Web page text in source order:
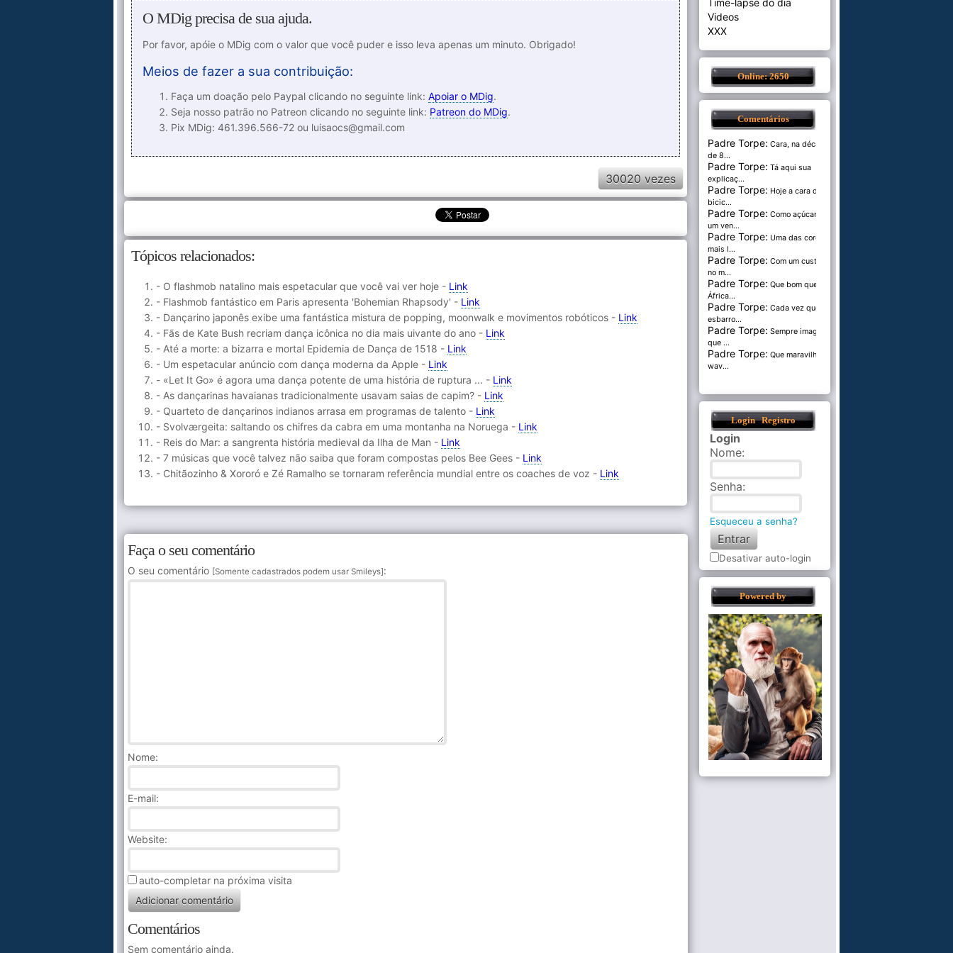
O MDig precisa de sua ajuda.
Por favor, apóie o MDig com o valor que você puder e isso leva apenas um minuto. Obrigado!
Meios de fazer a sua contribuição:
Faça um doação pelo Paypal clicando no seguinte link: Apoiar o MDig.
Seja nosso patrão no Patreon clicando no seguinte link: Patreon do MDig.
Pix MDig: 461.396.566-72 ou luisaocs@gmail.com
30020 vezes
Tópicos relacionados:
- O flashmob natalino mais espetacular que você vai ver hoje - Link
- Flashmob fantástico em Paris apresenta 'Bohemian Rhapsody' - Link
- Dançarino japonês exibe uma fantástica mistura de popping, moonwalk e movimentos robóticos - Link
- Fãs de Kate Bush recriam dança icônica no dia mais uivante do ano - Link
- Até a morte: a bizarra e mortal Epidemia de Dança de 1518 - Link
- Um espetacular anúncio com dança moderna da Apple - Link
- «Let It Go» é agora uma dança potente de uma história de ruptura ... - Link
- As dançarinas havaianas tradicionalmente usavam saias de capim? - Link
- Quarteto de dançarinos indianos arrasa em programas de talento - Link
- Svolværgeita: saltando os chifres da cabra em uma montanha na Noruega - Link
- Reis do Mar: a sangrenta história medieval da Ilha de Man - Link
- 7 músicas que você talvez não saiba que foram compostas pelos Bee Gees - Link
- Chitãozinho & Xororó e Zé Ramalho se tornaram referência mundial entre os coaches de voz - Link
Faça o seu comentário
O seu comentário [Somente cadastrados podem usar Smileys] :
Nome:
E-mail:
Website:
auto-completar na próxima visita
Comentários
Sem comentário ainda.
Time-lapse do dia
Videos
XXX
Online: 2650
Comentários
Padre Torpe: Cara, na década
de 8...
Padre Torpe: Tá aqui sua
explicaç...
Padre Torpe: Hoje a cara de
bicic...
Padre Torpe: Como açúcar é
um ven...
Padre Torpe: Uma das cores
mais l...
Padre Torpe: Com um custo de
no m...
Padre Torpe: Que bom que a
África...
Padre Torpe: Cada vez que
esbarro...
Padre Torpe: Sempre imaginei
que ...
Padre Torpe: Que maravilha de
wav...
Login Registro
Login
Nome:
Senha:
Esqueceu a senha?
Desativar auto-login
Powered by